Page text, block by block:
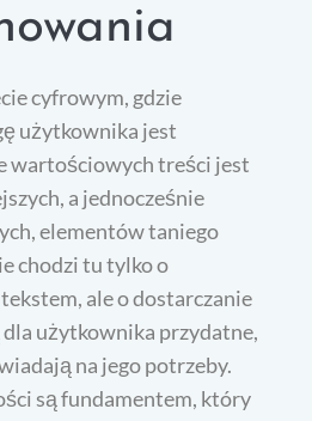
cyfrowym, gdzie
użytkownika jest
wartościowych treści jest
a jednocześnie
elementów taniego
chodzi tu tylko o
ale o dostarczanie
użytkownika przydatne,
na jego potrzeby.
są fundamentem, który